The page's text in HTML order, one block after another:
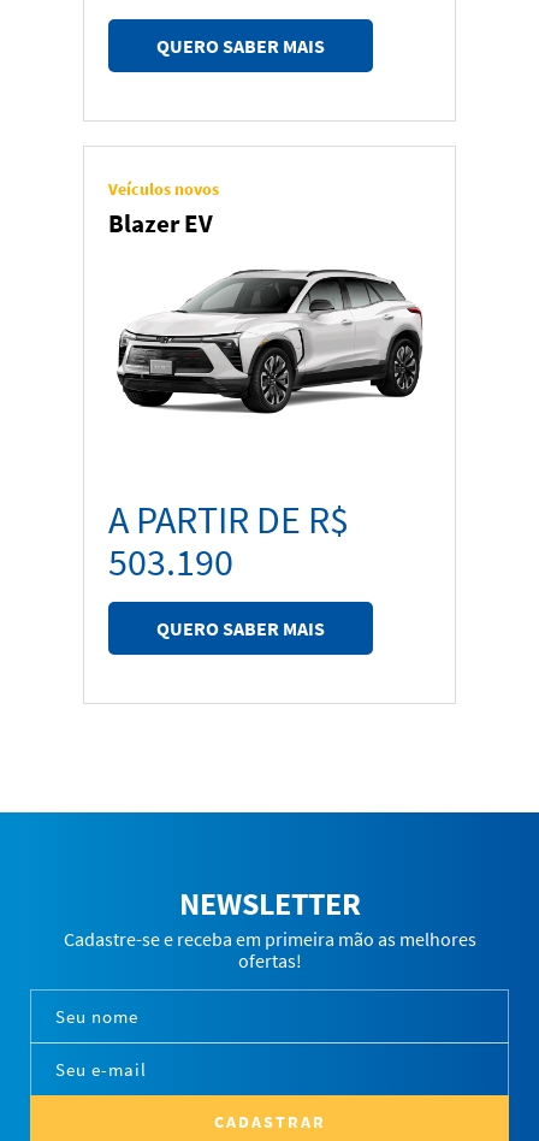
QUERO SABER MAIS
Veículos novos
Blazer EV
A PARTIR DE R$
503.190
QUERO SABER MAIS
NEWSLETTER
Cadastre-se e receba em primeira mão as melhores
ofertas!
CADASTRAR